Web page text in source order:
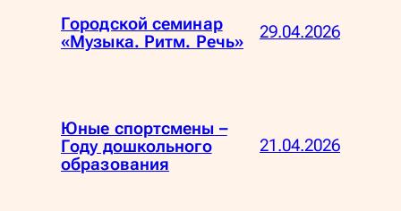
Городской семинар
«Музыка. Ритм. Речь»
29.04.2026
Юные спортсмены –
Году дошкольного
образования
21.04.2026